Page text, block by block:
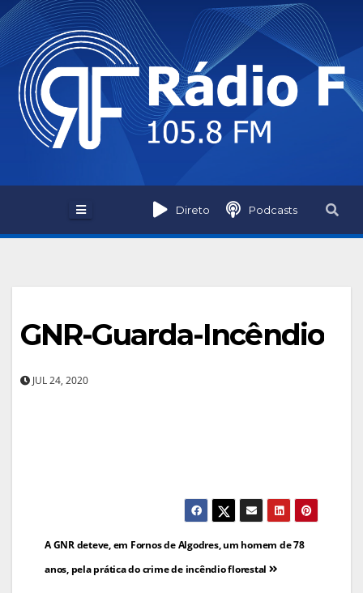
Skip
to
content
Direto Podcasts
GNR-Guarda-Incêndio
JUL 24, 2020
Navegação
de
A GNR deteve, em Fornos de Algodres, um homem de 78
anos, pela prática do crime de incêndio florestal